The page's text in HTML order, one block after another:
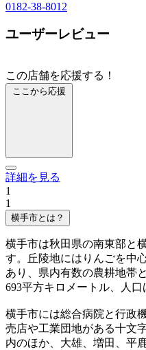
0182-38-8012
ユーザーレビュー
この店舗を応援する！
ここから応援
詳細を見る
1
1
横手市とは？
横手市は秋田県の南東部と
す。丘陵地にはりんごを中
あり、県内有数の農耕地帯
693平方キロメートル、人口
横手市には総合病院と行政
売店や工業団地がある十文
内のほか、大雄、増田、平